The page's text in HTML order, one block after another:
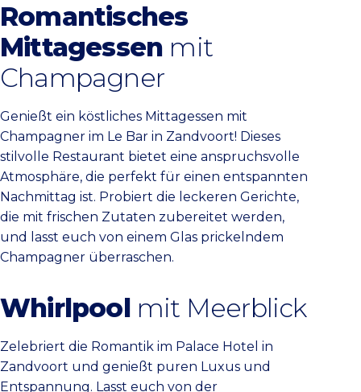
Romantisches
Mittagessen mit
Champagner
Genießt ein köstliches Mittagessen mit
Champagner im Le Bar in Zandvoort! Dieses
stilvolle Restaurant bietet eine anspruchsvolle
Atmosphäre, die perfekt für einen entspannten
Nachmittag ist. Probiert die leckeren Gerichte,
die mit frischen Zutaten zubereitet werden,
und lasst euch von einem Glas prickelndem
Champagner überraschen.
Whirlpool mit Meerblick
Zelebriert die Romantik im Palace Hotel in
Zandvoort und genießt puren Luxus und
Entspannung. Lasst euch von der